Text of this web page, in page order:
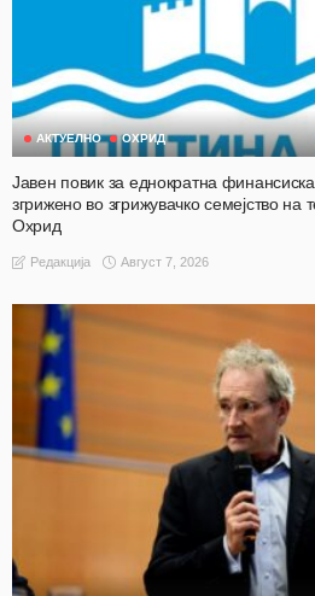
АКТУЕЛНО ОХРИД
Јавен повик за еднократна
згрижено во згрижувачко семејство на
Охрид
Редакција Август 7, 2026